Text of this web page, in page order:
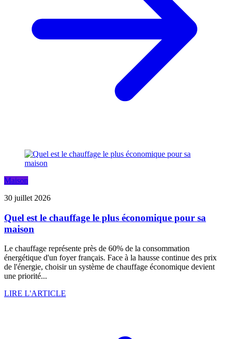
Maison
30 juillet 2026
Quel est le chauffage le plus économique pour sa
maison
Le chauffage représente près de 60% de la consommation
énergétique d'un foyer français. Face à la hausse continue des prix
de l'énergie, choisir un système de chauffage économique devient
une priorité...
LIRE L'ARTICLE